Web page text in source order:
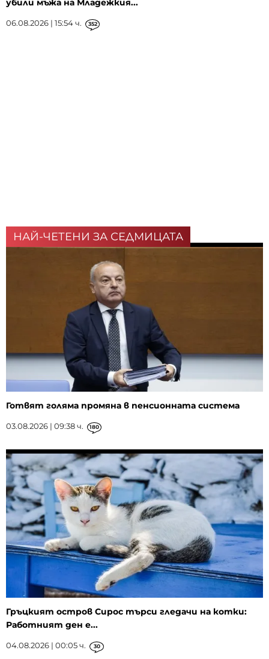
убили мъжа на Младежкия...
06.08.2026 | 15:54 ч. 352
НАЙ-ЧЕТЕНИ ЗА СЕДМИЦАТА
Готвят голяма промяна в пенсионната система
03.08.2026 | 09:38 ч. 180
Гръцкият остров Сирос търси гледачи на котки:
Работният ден е...
04.08.2026 | 00:05 ч. 30